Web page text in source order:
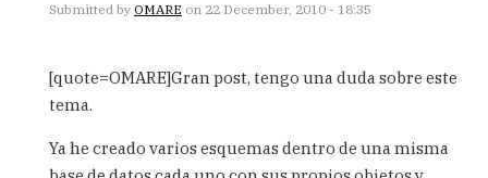
Submitted by OMARE on 22 December, 2010 - 18:35
reply
to
Gran
tengo
[quote=OMARE]Gran post, tengo una duda sobre este
tema.
Ya he creado varios esquemas dentro de una misma